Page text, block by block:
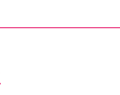
れが書いた戯曲を